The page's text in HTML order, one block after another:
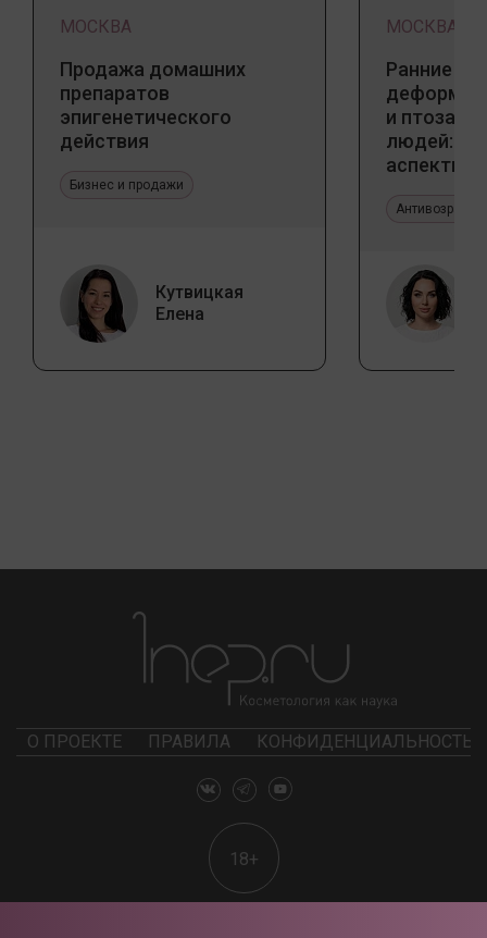
МОСКВА
Продажа домашних
препаратов
эпигенетического
действия
Бизнес и продажи
Кутвицкая
Елена
МОСКВА
Ранние
и птоза у
людей:
аспекты
О ПРОЕКТЕ ПРАВИЛА КОНФИДЕНЦИАЛЬНОСТЬ
18+